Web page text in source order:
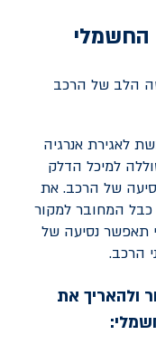
החשמלי
הלב של הרכב
לאגירת אנרגיה
למיכל הדלק
של הרכב. את
המחובר למקור
תאפשר נסיעה של
הרכב.
ולהאריך את